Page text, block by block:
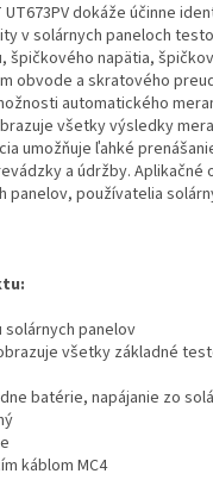
UT673PV dokáže účinne
v solárnych paneloch
špičkového napätia,
obvode a skratového
automatického
všetky výsledky
umožňuje ľahké
a údržby. Aplikačné
panelov, používatelia
solárnych panelov
všetky základné
batérie, napájanie zo
káblom MC4